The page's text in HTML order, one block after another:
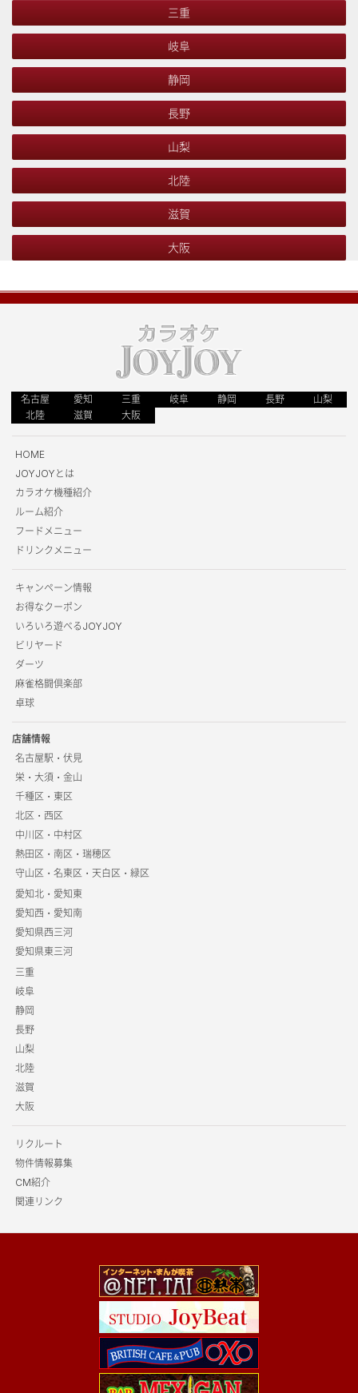
三重
岐阜
静岡
長野
山梨
北陸
滋賀
大阪
名古屋 愛知 三重 岐阜 静岡 長野
山梨
北陸
滋賀 大阪
HOME
JOYJOYとは
カラオケ機種紹介
ルーム紹介
フードメニュー
ドリンクメニュー
キャンペーン情報
お得なクーポン
いろいろ遊べるJOYJOY
ビリヤード
ダーツ
麻雀格闘倶楽部
卓球
店舗情報
名古屋駅・伏見
栄・大須・金山
千種区・東区
北区・西区
中川区・中村区
熱田区・南区・瑞穂区
守山区・名東区・天白区・緑区
愛知北・愛知東
愛知西・愛知南
愛知県西三河
愛知県東三河
三重
岐阜
静岡
長野
山梨
北陸
滋賀
大阪
リクルート
物件情報募集
CM紹介
関連リンク